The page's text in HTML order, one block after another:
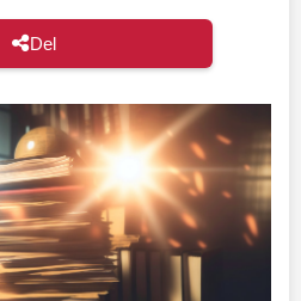
Del